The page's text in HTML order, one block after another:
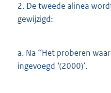
2. De tweede alinea
gewijzigd:
a. Na ‘‘Het proberen
ingevoegd ‘(2000)’.